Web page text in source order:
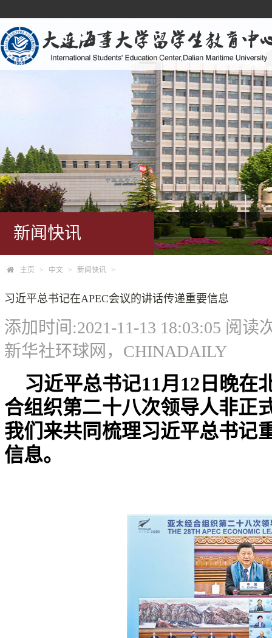
新闻快讯
主页 > 中文 > 新闻快讯 >
习近平总书记在APEC会议的讲话传递重要信息
添加时间:2021-11-13 18:03:05 阅读
新华社环球网，CHINADAILY
习近平总书记11月 12 日晚在
合组织第二十八次领导人非正
我们来共同梳理习近平总书记
信息。